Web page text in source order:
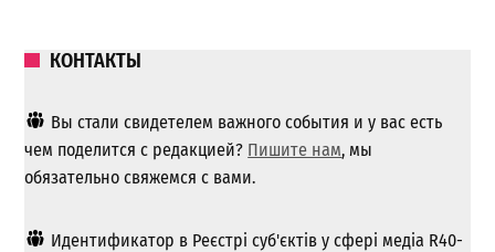
КОНТАКТЫ
Вы стали свидетелем важного события и у вас есть
чем поделится с редакцией? Пишите нам, мы
обязательно свяжемся с вами.
Идентификатор в Реєстрі суб'єктів у сфері медіа R40-